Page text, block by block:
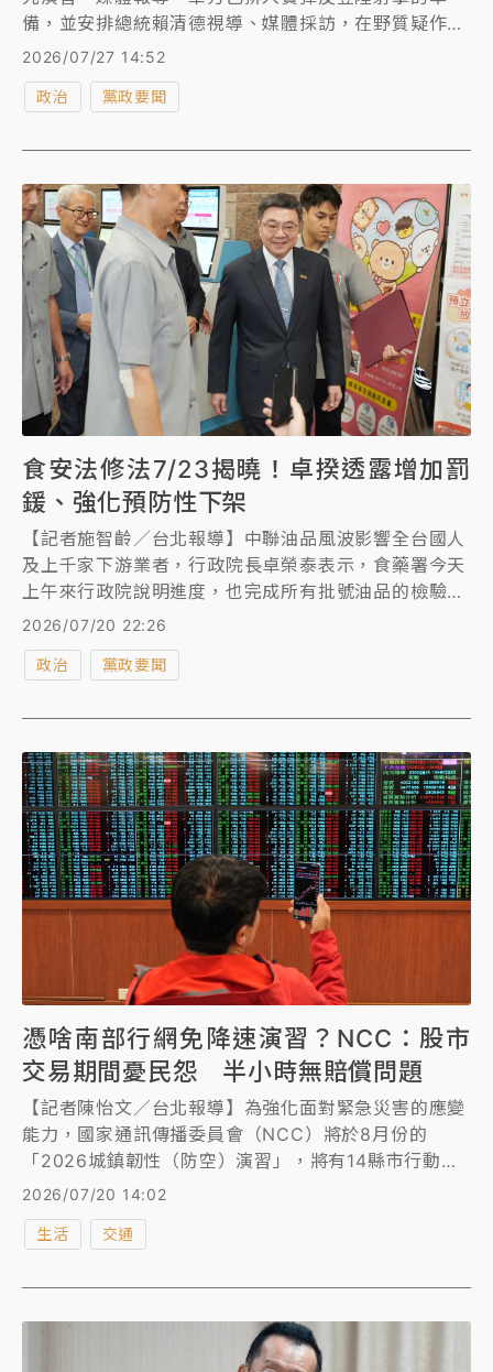
備，並安排總統賴清德視導、媒體採訪，在野質疑作
秀、轉移食安焦點。對此，總統府今表示，總統作為三
「作秀」之說多屬臆測、觀點扭曲，更污名化國軍與國
2026/07/27 14:52
政治 黨政要聞
食安法修法7/23揭曉！卓揆透露增加罰
鍰、強化預防性下架
【記者施智齡／台北報導】中聯油品風波影響全台國人
及上千家下游業者，行政院長卓榮泰表示，食藥署今天
上午來行政院說明進度，也完成所有批號油品的檢驗，
稍後食藥署會完整向外界說明。相關食安法及子法修正
草案，也會在禮拜四(7/23)送進行政院會討論。 政院
預計明(7/21)下午召開審查《食安法》修正草案會議，
市長出席。
2026/07/20 22:26
政治 黨政要聞
憑啥南部行網免降速演習？NCC：股市
交易期間憂民怨 半小時無賠償問題
【記者陳怡文／台北報導】為強化面對緊急災害的應變
能力，國家通訊傳播委員會（NCC）將於8月份的
「2026城鎮韌性（防空）演習」，將有14縣市行動網
路限流斷網，大批民眾不滿，最南只到嘉義，跳過台
說明，因為南部演習時間在早上10點，擔心影響手機交
問題，是降速不是斷網，還是可以打電話、傳簡訊，且
半小時沒有賠償問題。
2026/07/20 14:02
生活 交通